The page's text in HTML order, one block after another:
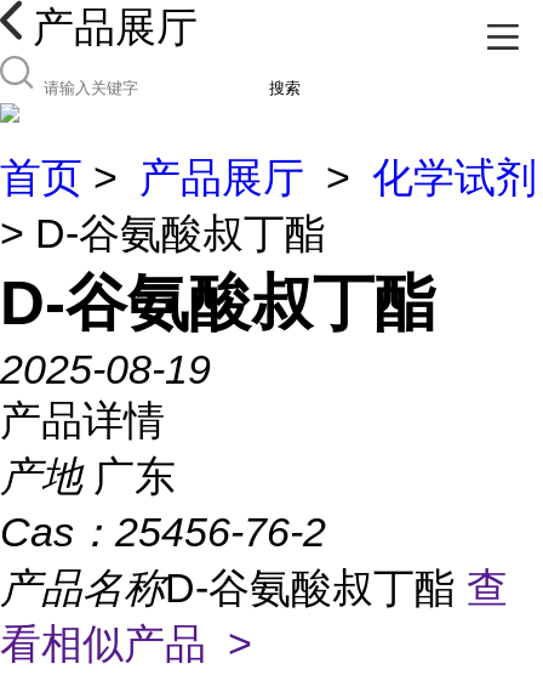
产品展厅
搜索
首页 > 产品展厅 > 化学试剂
> D-谷氨酸叔丁酯
D-谷氨酸叔丁酯
2025-08-19
产品详情
产地 广东
Cas： 25456-76-2
产品名称D-谷氨酸叔丁酯 查
看相似产品 >